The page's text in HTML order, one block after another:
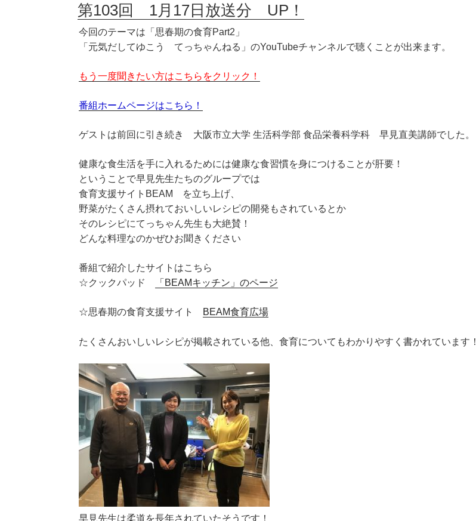
第103回 1月17日放送分 UP！
今回のテーマは「思春期の食育Part2」
「元気だしてゆこう てっちゃんねる」のYouTubeチャンネルで聴くことが出来ます。
もう一度聞きたい方はこちらをクリック！
番組ホームページはこちら！
ゲストは前回に引き続き 大阪市立大学 生活科学部 食品栄養科学科 早見直美講師でした。
健康な食生活を手に入れるためには健康な食習慣を身につけることが肝要！
ということで早見先生たちのグループでは
食育支援サイトBEAM を立ち上げ、
野菜がたくさん摂れておいしいレシピの開発もされているとか
そのレシピにてっちゃん先生も大絶賛！
どんな料理なのかぜひお聞きください
番組で紹介したサイトはこちら
☆クックパッド
「BEAMキッチン」のページ
☆思春期の食育支援サイト BEAM食育広場
たくさんおいしいレシピが掲載されている他、食育についてもわかりやすく書かれています！
早見先生は柔道を長年されていたそうです！